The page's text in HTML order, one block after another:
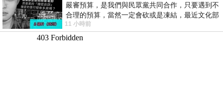
嚴審預算，是我們與民眾黨共同合作，只要遇到不
合理的預算，當然一定會砍或是凍結，最近文化部
要編列公視和Taiwan plus預算，在110年
11 小時前